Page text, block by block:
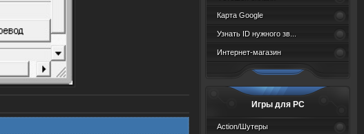
Карта Google
Узнать ID нужного зв...
Интернет-магазин
Игры для PC
Action/Шутеры